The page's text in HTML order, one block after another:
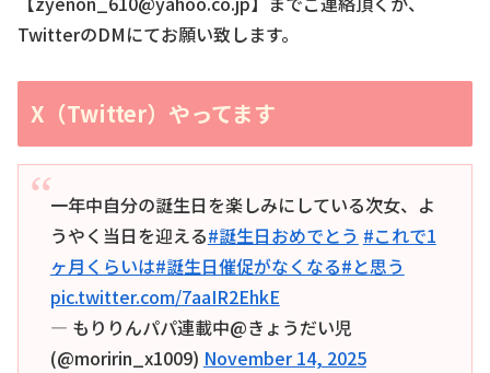
TwitterのDMにてお願い致します。
X（Twitter）やってます
一年中自分の誕生日を楽しみにしている次女、よ
うやく当日を迎える#誕生日おめでとう #これで1
ヶ月くらいは#誕生日催促がなくなる#と思う
pic.twitter.com/7aaIR2EhkE
— もりりんパパ連載中@きょうだい児
(@moririn_x1009) November 14, 2025